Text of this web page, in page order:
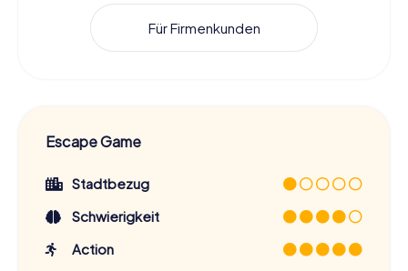
Für Firmenkunden
Escape Game
Stadtbezug
Schwierigkeit
Action